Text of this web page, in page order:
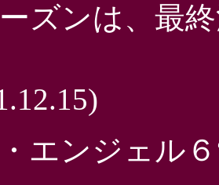
ーズンは、最
エンジェル